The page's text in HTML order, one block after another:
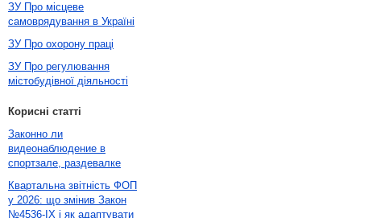
ЗУ Про місцеве
самоврядування в Україні
ЗУ Про охорону праці
ЗУ Про регулювання
містобудівної діяльності
Корисні статті
Законно ли
видеонаблюдение в
спортзале, раздевалке
Квартальна звітність ФОП
у 2026: що змінив Закон
№4536-IX і як адаптувати